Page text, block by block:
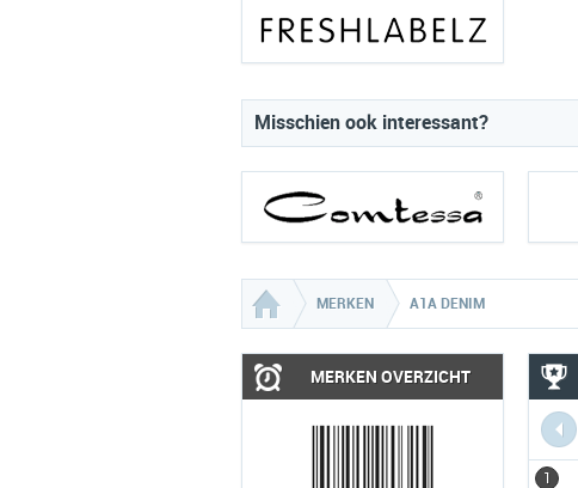
Misschien ook interessant?
MERKEN A1A DENIM
MERKEN OVERZICHT
1